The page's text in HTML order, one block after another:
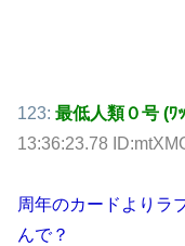
123: 最低人類０号 (ﾜ
13:36:23.78
周年のカードよりラ
んで？